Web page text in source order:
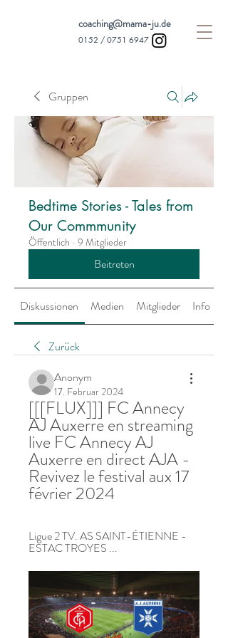
coaching@mama-ju.de
0152 / 0751 6947
Gruppen
Bedtime Stories - Tales from
Our Commmunity
Öffentlich · 9 Mitglieder
Beitreten
Diskussionen Medien Mitglieder Info
Zurück
Anonym
17. Februar 2024
[[[FLUX]]] FC Annecy
AJ Auxerre en streaming
live FC Annecy AJ
Auxerre en direct AJA -
Revivez le festival aux 17
février 2024
Ligue 2 TV. AS SAINT-ÉTIENNE -
ESTAC TROYES ...